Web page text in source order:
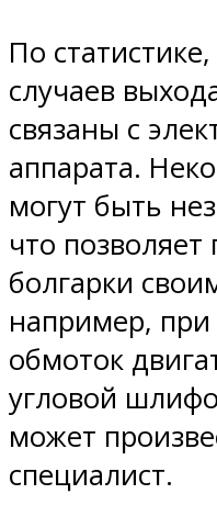
По
случаев
связаны с
аппарата.
могут быть
что
болгарки
например, при
обмоток
угловой
может
специалист.